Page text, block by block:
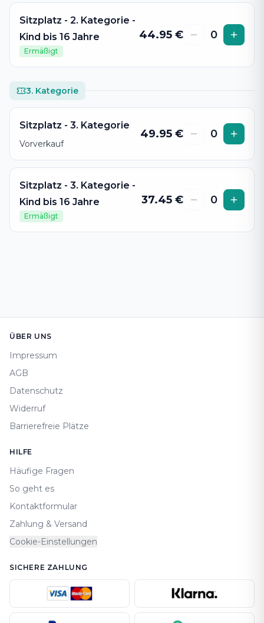
Sitzplatz - 2. Kategorie -
Kind bis 16 Jahre
Ermäßigt
44.95 € 0
3. Kategorie
Sitzplatz - 3. Kategorie
Vorverkauf
49.95 € 0
Sitzplatz - 3. Kategorie -
Kind bis 16 Jahre
Ermäßigt
37.45 € 0
ÜBER UNS
Impressum
AGB
Datenschutz
Widerruf
Barrierefreie Plätze
HILFE
Häufige Fragen
So geht es
Kontaktformular
Zahlung & Versand
Cookie-Einstellungen
SICHERE ZAHLUNG